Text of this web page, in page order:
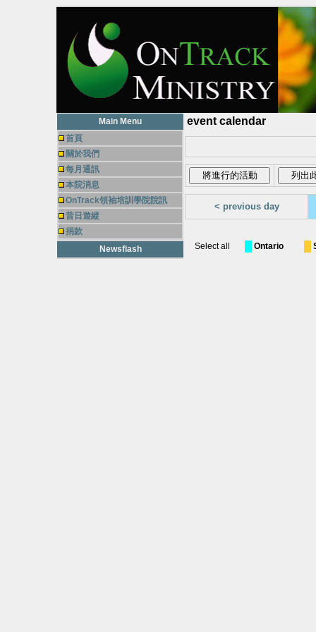
Main Menu
首頁
關於我們
每月通訊
本院消息
OnTrack領袖培訓學院院訊
昔日遊縱
捐款
Newsflash
event calendar
< previous day
Select all Ontario